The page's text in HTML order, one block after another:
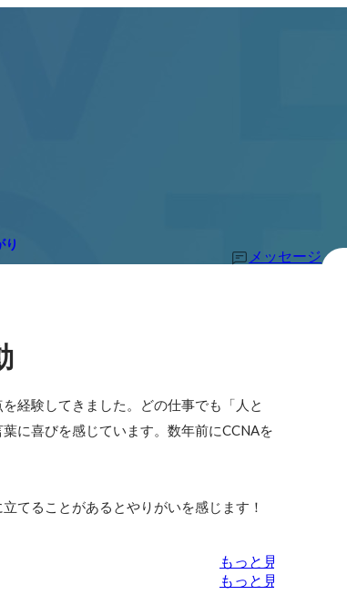
り
メッセージ
経験してきました。どの仕事でも「人と
に喜びを感じています。数年前にCCNAを
てることがあるとやりがいを感じます！
もっと見る
もっと見る